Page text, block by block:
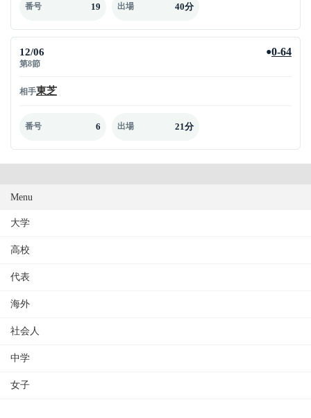
番号 19 出場 40分
12/06
第8節
●0-64
相手東芝
番号 6 出場 21分
Menu
大学
高校
代表
海外
社会人
中学
女子